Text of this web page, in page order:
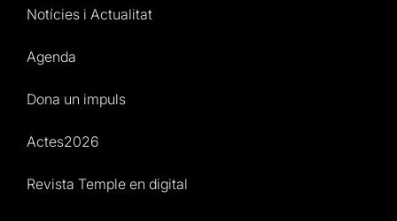
Notícies i Actualitat
Agenda
Dona un impuls
Actes2026
Revista Temple en digital